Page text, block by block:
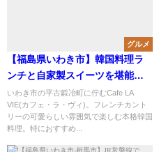
グルメ
【福島県いわき市】韓国料理ラ
ンチと自家製スイーツを堪能！
フレンチカントリー風カフェ
「Cafe LA VIE」
いわき市の平古鍛冶町に佇むCafe LA
VIE(カフェ・ラ・ヴィ)。フレンチカント
リーの可愛らしい雰囲気で楽しむ本格韓国
料理。特におすすめ...